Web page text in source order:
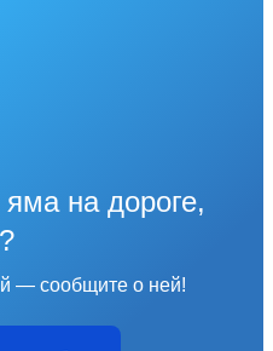
на дороге,
— сообщите о ней!